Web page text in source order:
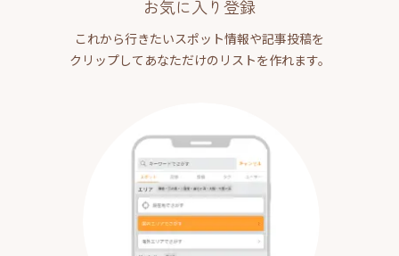
お気に入り登録
これから行きたいスポット情報や記事投稿を
クリップしてあなただけのリストを作れます。